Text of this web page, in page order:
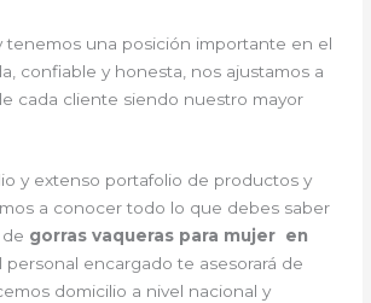
tenemos una posición importante en el
confiable y honesta, nos ajustamos a
cada cliente siendo nuestro mayor
y extenso portafolio de productos y
a conocer todo lo que debes saber
gorras vaqueras para mujer en
personal encargado te asesorará de
domicilio a nivel nacional y